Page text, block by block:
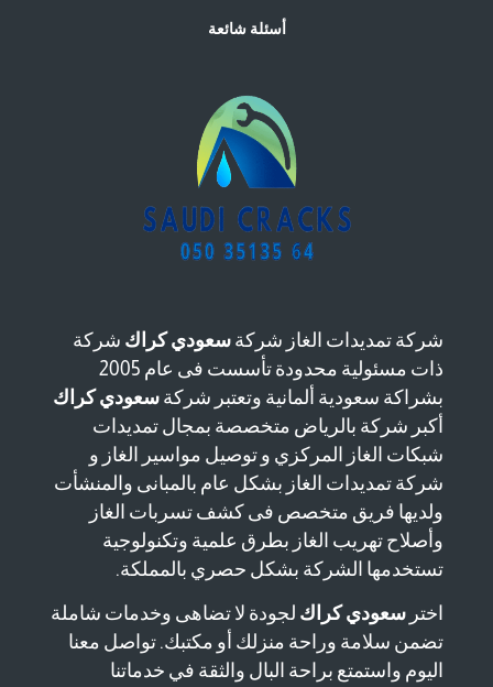
أسئلة شائعة
شركة تمديدات الغاز شركة سعودي كراك شركة
ذات مسئولية محدودة تأسست فى عام 2005
بشراكة سعودية ألمانية وتعتبر شركة سعودي كراك
أكبر شركة بالرياض متخصصة بمجال تمديدات
شبكات الغاز المركزي و توصيل مواسير الغاز و
شركة تمديدات الغاز بشكل عام بالمبانى والمنشأت
ولديها فريق متخصص فى كشف تسربات الغاز
وأصلاح تهريب الغاز بطرق علمية وتكنولوجية
تستخدمها الشركة بشكل حصري بالمملكة.
اختر سعودي كراك لجودة لا تضاهى وخدمات شاملة
تضمن سلامة وراحة منزلك أو مكتبك. تواصل معنا
اليوم واستمتع براحة البال والثقة في خدماتنا